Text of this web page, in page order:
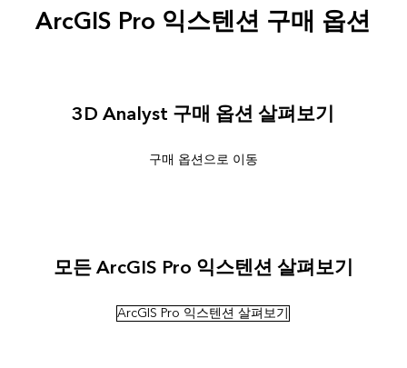
ArcGIS Pro 익스텐션 구매 옵션
3D Analyst 구매 옵션 살펴보기
구매 옵션으로 이동
모든 ArcGIS Pro 익스텐션 살펴보기
ArcGIS Pro 익스텐션 살펴보기